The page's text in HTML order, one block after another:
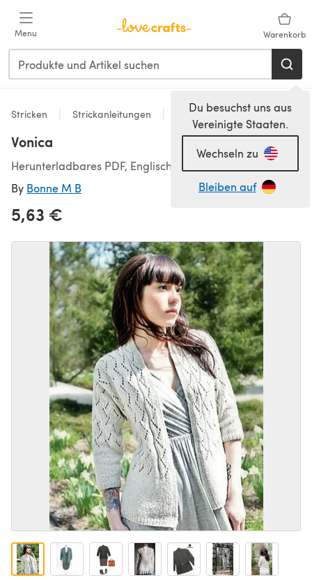
Menu Warenkorb
Du besuchst uns aus
Vereinigte Staaten.
Wechseln zu
Bleiben auf
Stricken Strickanleitungen Westen
Vonica
Herunterladbares PDF, Englisch
By Bonne M B
5,63 €